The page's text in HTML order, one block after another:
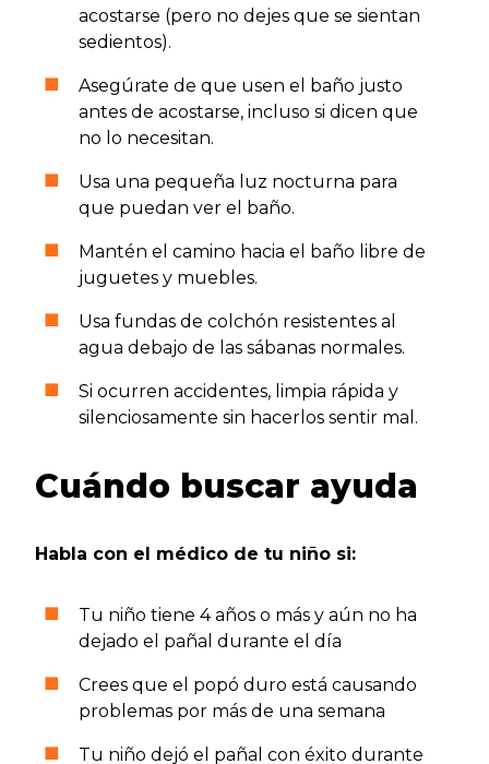
acostarse (pero no dejes que se sientan
sedientos).
Asegúrate de que usen el baño justo
antes de acostarse, incluso si dicen que
no lo necesitan.
Usa una pequeña luz nocturna para
que puedan ver el baño.
Mantén el camino hacia el baño libre de
juguetes y muebles.
Usa fundas de colchón resistentes al
agua debajo de las sábanas normales.
Si ocurren accidentes, limpia rápida y
silenciosamente sin hacerlos sentir mal.
Cuándo buscar ayuda
Habla con el médico de tu niño si:
Tu niño tiene 4 años o más y aún no ha
dejado el pañal durante el día
Crees que el popó duro está causando
problemas por más de una semana
Tu niño dejó el pañal con éxito durante